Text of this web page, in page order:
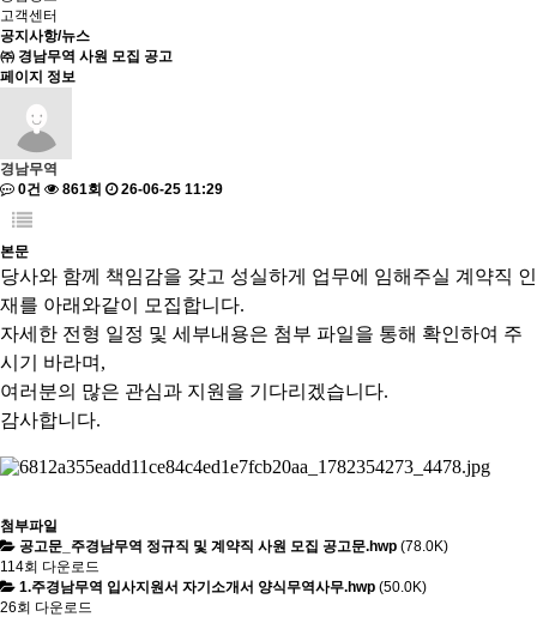
고객센터
공지사항/뉴스
㈜ 경남무역 사원 모집 공고
페이지 정보
경남무역
0건
861회 26-06-25 11:29
본문
당사와 함께 책임감을 갖고 성실하게 업무에 임해주실 계약직 인
재를 아래와같이 모집합니다.
자세한 전형 일정 및 세부내용은 첨부 파일을 통해 확인하여 주
시기 바라며,
여러분의 많은 관심과 지원을 기다리겠습니다.
감사합니다.
첨부파일
공고문_주경남무역 정규직 및 계약직 사원 모집 공고문.hwp (78.0K)
114회 다운로드
1.주경남무역 입사지원서 자기소개서 양식무역사무.hwp (50.0K)
26회 다운로드